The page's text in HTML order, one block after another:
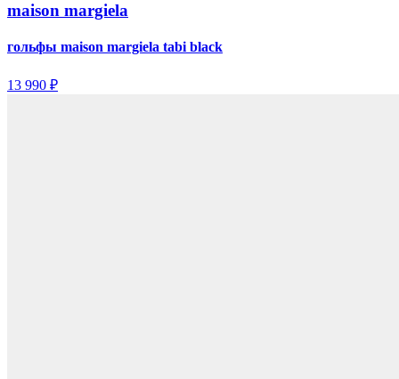
maison margiela
гольфы maison margiela tabi black
13 990 ₽